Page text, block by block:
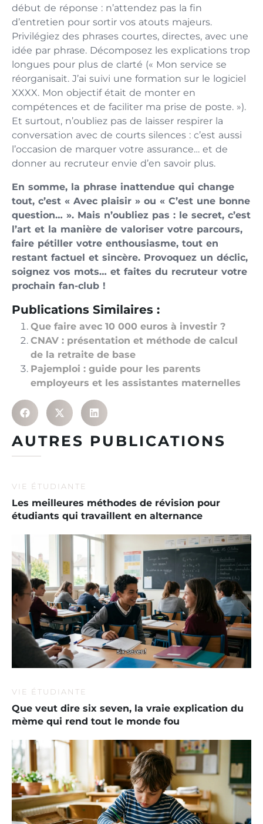
début de réponse : n’attendez pas la fin
d’entretien pour sortir vos atouts majeurs.
Privilégiez des phrases courtes, directes, avec une
idée par phrase. Décomposez les explications trop
longues pour plus de clarté (« Mon service se
réorganisait. J’ai suivi une formation sur le logiciel
XXXX. Mon objectif était de monter en
compétences et de faciliter ma prise de poste. »).
Et surtout, n’oubliez pas de laisser respirer la
conversation avec de courts silences : c’est aussi
l’occasion de marquer votre assurance… et de
donner au recruteur envie d’en savoir plus.
En somme, la phrase inattendue qui change
tout, c’est « Avec plaisir » ou « C’est une bonne
question… ». Mais n’oubliez pas : le secret, c’est
l’art et la manière de valoriser votre parcours,
faire pétiller votre enthousiasme, tout en
restant factuel et sincère. Provoquez un déclic,
soignez vos mots… et faites du recruteur votre
prochain fan-club !
Publications Similaires :
Que faire avec 10 000 euros à investir ?
CNAV : présentation et méthode de calcul
de la retraite de base
Pajemploi : guide pour les parents
employeurs et les assistantes maternelles
AUTRES PUBLICATIONS
VIE ÉTUDIANTE
Les meilleures méthodes de révision pour
étudiants qui travaillent en alternance
VIE ÉTUDIANTE
Que veut dire six seven, la vraie explication du
mème qui rend tout le monde fou